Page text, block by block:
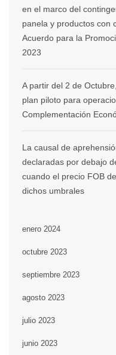
en el marco del
panela y productos con
Acuerdo para la
2023
A partir del 2 de
plan piloto para
Complementación
La causal de
declaradas por debajo
cuando el precio FOB
dichos umbrales
enero 2024
octubre 2023
septiembre 2023
agosto 2023
julio 2023
junio 2023